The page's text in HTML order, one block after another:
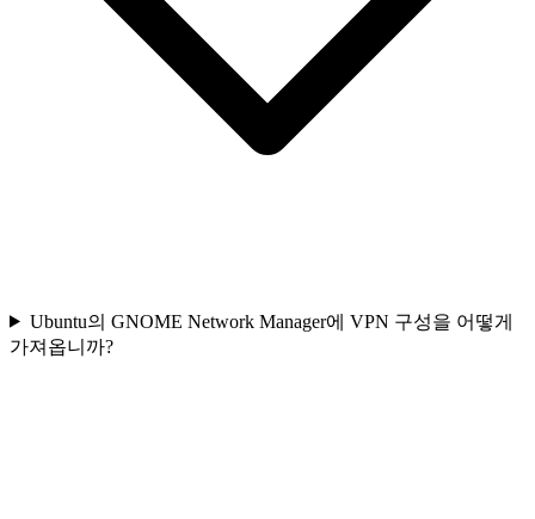
Ubuntu의 GNOME Network Manager에 VPN 구성을 어떻게
가져옵니까?